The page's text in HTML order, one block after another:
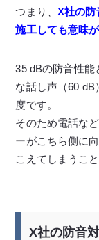
つまり、X社の防
施工しても意味
35 dBの防音性能
な話し声（60 dB
度です。
そのため電話な
ーがこちら側に
こえてしまうこ
X社の防音